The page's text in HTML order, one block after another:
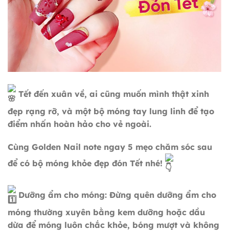
Tết đến xuân về, ai cũng muốn mình thật xinh
đẹp rạng rỡ, và một bộ móng tay lung linh để tạo
điểm nhấn hoàn hảo cho vẻ ngoài.
Cùng Golden Nail note ngay 5 mẹo chăm sóc sau
để có bộ móng khỏe đẹp đón Tết nhé!
Dưỡng ẩm cho móng: Đừng quên dưỡng ẩm cho
móng thường xuyên bằng kem dưỡng hoặc dầu
dừa để móng luôn chắc khỏe, bóng mượt và không